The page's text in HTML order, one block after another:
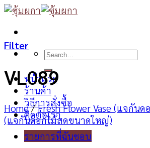
Skip
content
Search
หน้าแรก
ร้านค้า
วิธีการสั่งซื้อ
ติดต่อเรา
รายการที่ฉันชอบ
Filter
VL089
Home / Fresh Flower Vase (แจกันด
(แจกันดอกไม้สดขนาดใหญ่)